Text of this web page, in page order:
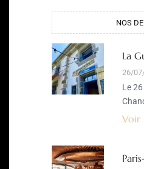
NOS
La
26/
Le
Voir